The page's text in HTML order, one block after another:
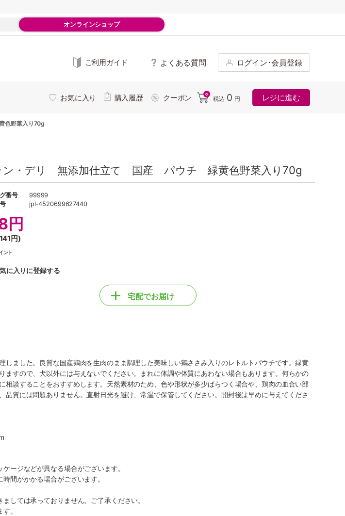
オンラインショップ
ご利用ガイド よくある質問 ログイン･会員登録
お気に入り 購入履歴 クーポン 0
税込 0 円 レジに進む
野菜入り70g
ン・デリ 無添加仕立て 国産 パウチ 緑黄色野菜入り70g
番号
99999
jpl-4520699627440
円
141円)
ント
に入りに登録する
宅配でお届け
しました。良質な国産鶏肉を生肉のまま調理した美味しい鶏ささみ入りのレトルトパウチです。緑黄
ますので、犬以外には与えないでください。まれに体調や体質にあわない場合もあります。何らかの
相談することをおすすめします。天然素材のため、色や形状が多少ばらつく場合や、鶏肉の血合い部
品質には問題ありません。直射日光を避け、常温で保管してください。開封後は早めに与えてくださ
ージなどが異なる場合がございます。
間がかかる場合がございます。
しては承っておりません。ご了承ください。
。